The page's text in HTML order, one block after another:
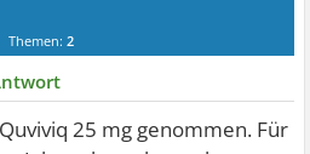
Themen:2
25 mg genommen. Für